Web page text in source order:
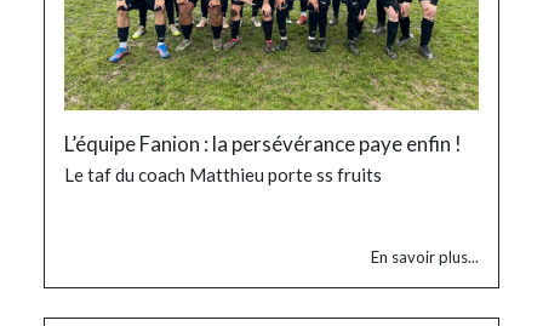
L’équipe Fanion : la persévérance paye enfin !
Le taf du coach Matthieu porte ss fruits
En savoir plus...